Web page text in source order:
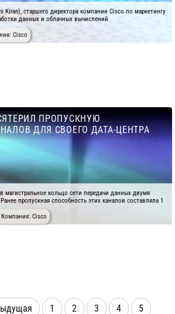
Kiran), старшего директора компании Cisco по маркетингу
данных и облачных вычислений
Cisco
ПРОПУСКНУЮ
ДЛЯ СВОЕГО ДАТА-ЦЕНТРА
кольцо сети передачи данных двумя
пропускная способность этих каналов составляла 1
Компания: Cisco
1 2 3 4
5